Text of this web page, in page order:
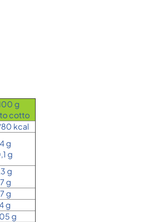
g
cotto
kcal
g
g
g
g
g
g
g